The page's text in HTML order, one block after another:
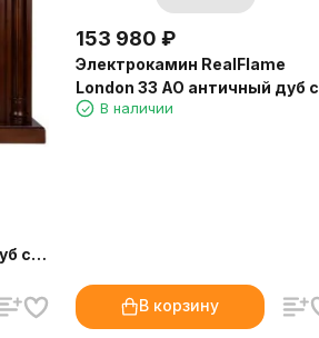
с
153 980 ₽
Электрокамин RealFlame
London 33 AO античный дуб с
очагом 3D Firestar 33
В наличии
В корзину